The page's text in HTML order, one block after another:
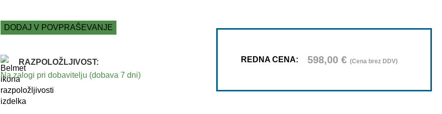
DODAJ V POVPRAŠEVANJE
RAZPOLOŽLJIVOST:
Na zalogi pri dobavitelju (dobava 7 dni)
REDNA CENA: 598,00 € (Cena brez DDV)